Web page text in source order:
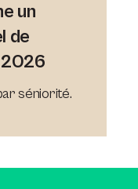
un
de
séniorité.